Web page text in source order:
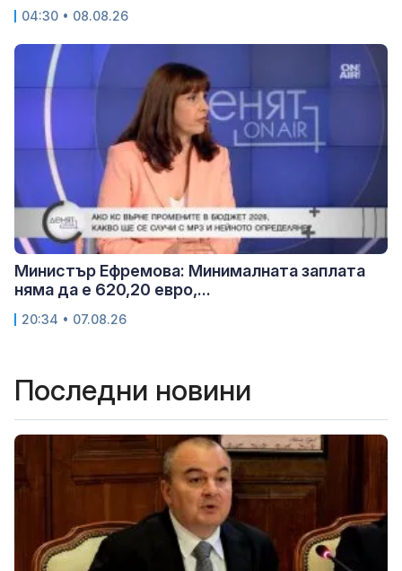
04:30 • 08.08.26
Министър Ефремова: Минималната заплата
няма да е 620,20 евро,...
20:34 • 07.08.26
Последни новини